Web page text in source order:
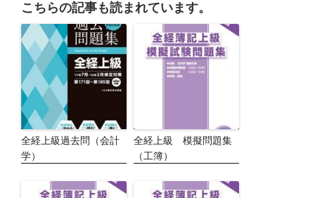
こちらの記事も読まれています。
全経上級過去問（会計
学）
全経上級 模擬問題集
（工簿）